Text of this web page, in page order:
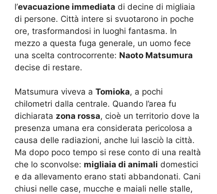
l’evacuazione immediata di decine di migliaia
di persone. Città intere si svuotarono in poche
ore, trasformandosi in luoghi fantasma. In
mezzo a questa fuga generale, un uomo fece
una scelta controcorrente: Naoto Matsumura
decise di restare.
Matsumura viveva a Tomioka, a pochi
chilometri dalla centrale. Quando l’area fu
dichiarata zona rossa, cioè un territorio dove la
presenza umana era considerata pericolosa a
causa delle radiazioni, anche lui lasciò la città.
Ma dopo poco tempo si rese conto di una realtà
che lo sconvolse: migliaia di animali domestici
e da allevamento erano stati abbandonati. Cani
chiusi nelle case, mucche e maiali nelle stalle,